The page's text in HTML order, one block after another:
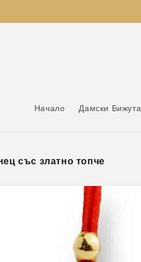
Начало Дамски Бижута
със златно топче